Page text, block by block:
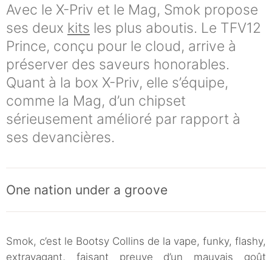
Avec le X-Priv et le Mag, Smok propose
ses deux kits les plus aboutis. Le TFV12
Prince, conçu pour le cloud, arrive à
préserver des saveurs honorables.
Quant à la box X-Priv, elle s’équipe,
comme la Mag, d’un chipset
sérieusement amélioré par rapport à
ses devancières.
One nation under a groove
Smok, c’est le Bootsy Collins de la vape, funky, flashy,
extravagant, faisant preuve d’un mauvais goût